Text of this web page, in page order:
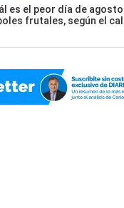
es el peor día de
frutales, según el